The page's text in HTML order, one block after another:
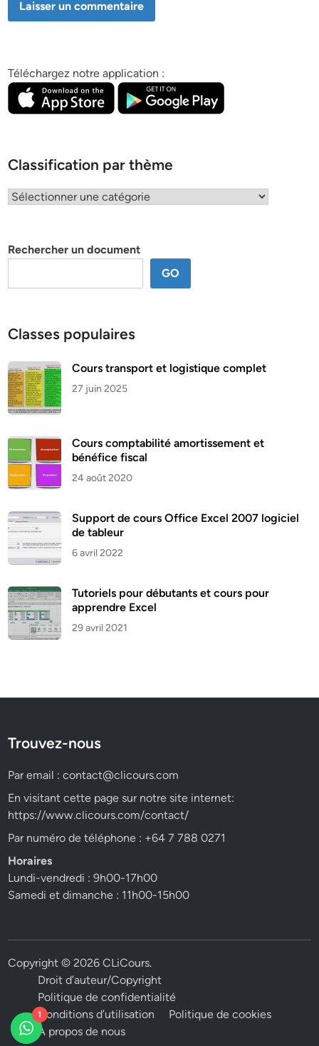
Téléchargez notre application :
Classification par thème
Classification
Rechercher un document
GO
Classes populaires
Cours transport et logistique complet
27 juin 2025
Cours comptabilité amortissement et
bénéfice fiscal
24 août 2020
Support de cours Office Excel 2007 logiciel
de tableur
6 avril 2022
Tutoriels pour débutants et cours pour
apprendre Excel
29 avril 2021
Trouvez-nous
Par email :contact@clicours.com
En visitant cette page sur notre site internet:
https://www.clicours.com/contact/
Par numéro de téléphone : +64 7 788 0271
Horaires
Lundi-vendredi : 9h00-17h00
Samedi et dimanche : 11h00-15h00
Copyright © 2026CLiCours.
Droit d’auteur/Copyright
Politique de confidentialité
Conditions d’utilisation
Politique de cookies
A propos de nous
1